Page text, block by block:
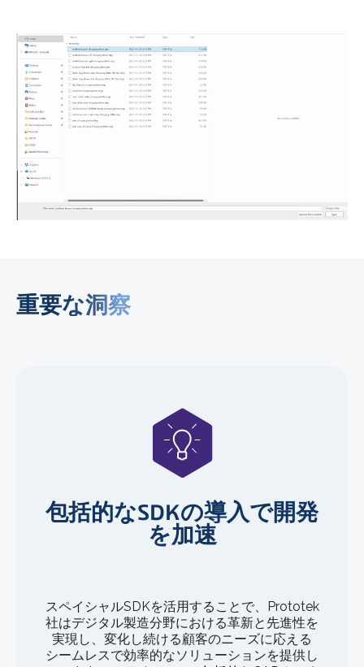
重要な洞察
包括的なSDKの導入で開発
を加速
スペイシャルSDKを活用することで、Prototek
社はデジタル製造分野における革新と先進性を
実現し、変化し続ける顧客のニーズに応える
シームレスで効率的なソリューションを提供し